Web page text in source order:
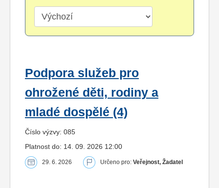
Podpora služeb pro
ohrožené děti, rodiny a
mladé dospělé (4)
Číslo výzvy: 085
Platnost do: 14. 09. 2026 12:00
29. 6. 2026 Určeno pro: Veřejnost, Žadatel